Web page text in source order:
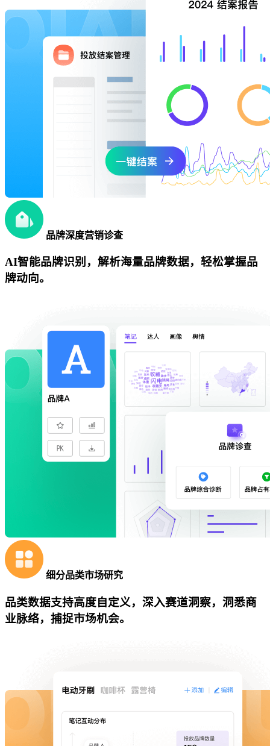
品牌深度营销诊查
AI智能品牌识别，解析海量品牌数据，轻松掌握品
牌动向。
细分品类市场研究
品类数据支持高度自定义，深入赛道洞察，洞悉商
业脉络，捕捉市场机会。